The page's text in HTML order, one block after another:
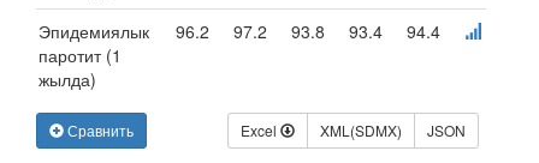
Эпидемиялык
паротит (1
жылда)
96.2 97.2 93.8 93.4 94.4
Сравнить Excel XML(SDMX) JSON